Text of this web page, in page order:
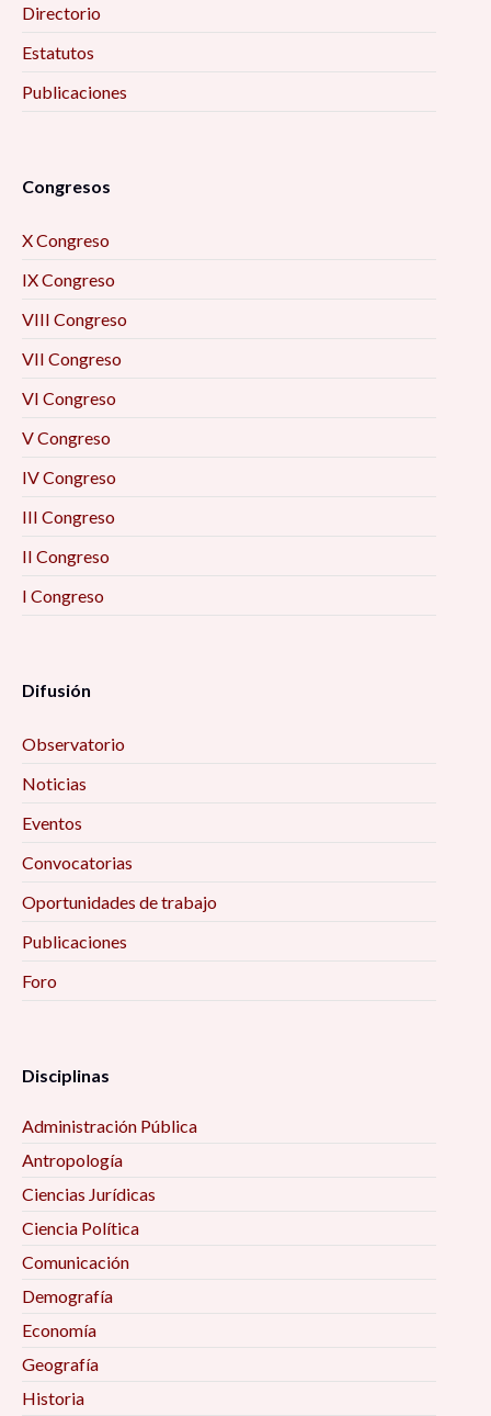
Directorio
Estatutos
Publicaciones
Congresos
X Congreso
IX Congreso
VIII Congreso
VII Congreso
VI Congreso
V Congreso
IV Congreso
III Congreso
II Congreso
I Congreso
Difusión
Observatorio
Noticias
Eventos
Convocatorias
Oportunidades de trabajo
Publicaciones
Foro
Disciplinas
Administración Pública
Antropología
Ciencias Jurídicas
Ciencia Política
Comunicación
Demografía
Economía
Geografía
Historia